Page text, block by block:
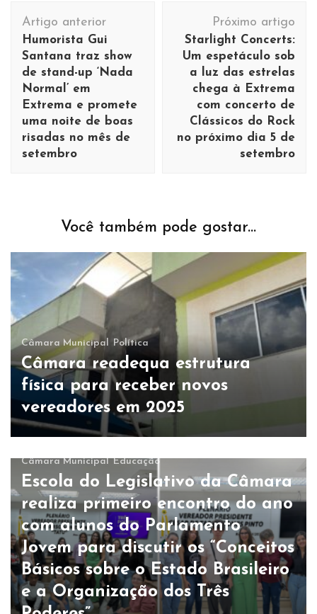
Navegação
de
post
Artigo anterior
Humorista Gui
Santana traz show
de stand-up ‘Nada
Normal’ em
Extrema e promete
uma noite de boas
risadas no mês de
setembro
Próximo artigo
Starlight Concerts:
Um espetáculo sob
a luz das estrelas
chega à Extrema
com concerto de
Clássicos do Rock
no próximo dia 5 de
setembro
Você também pode gostar...
Câmara Municipal Política
Câmara readequa estrutura
física para receber novos
vereadores em 2025
Câmara Municipal Educação
Escola do Legislativo da Câmara
realiza primeiro encontro do ano
com alunos do Parlamento
Jovem para discutir os “Conceitos
Básicos sobre o Estado Brasileiro
e a Organização dos Três